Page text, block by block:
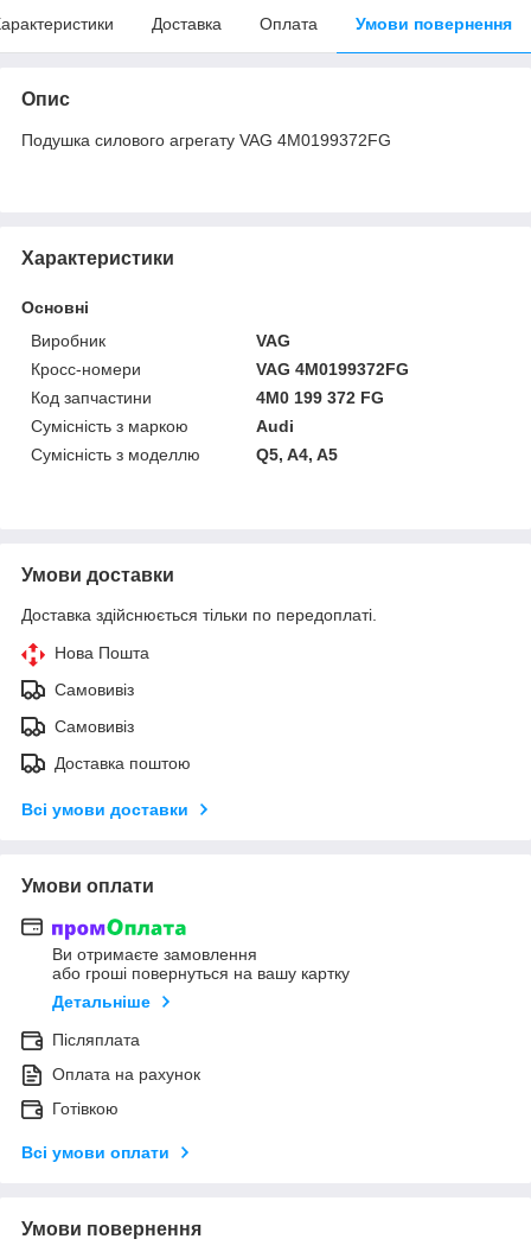
Доставка Оплата Умови повернення
Опис
Подушка силового агрегату VAG 4M0199372FG
Характеристики
Основні
Виробник
VAG
Кросс-номери
VAG 4M0199372FG
Код запчастини
4M0 199 372 FG
Сумісність з маркою
Audi
Сумісність з моделлю
Q5, A4, A5
Умови доставки
Доставка здійснюється тільки по передоплаті.
Нова Пошта
Самовивіз
Самовивіз
Доставка поштою
Всі умови доставки
Умови оплати
Ви отримаєте замовлення
або гроші повернуться на вашу картку
Детальніше
Післяплата
Оплата на рахунок
Готівкою
Всі умови оплати
Умови повернення